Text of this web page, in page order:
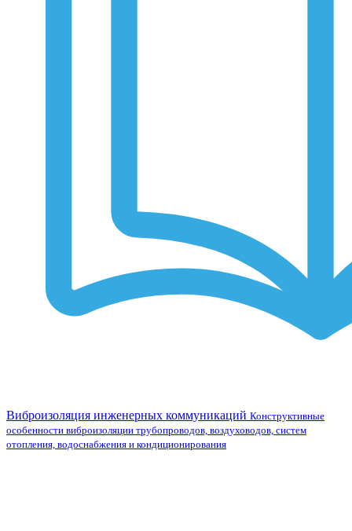
Виброизоляция инженерных коммуникаций Конструктивные
особенности виброизоляции трубопроводов, воздуховодов, систем
отопления, водоснабжения и кондиционирования